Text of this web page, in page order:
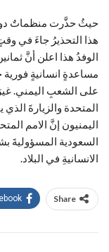
حيثُ حذَّرت منظماتٌ
هذا التحذيرُ جاءَ في
الوفدُ هذا اعلن أنَّ
مساعدةٍ انسانيةٍ
على الشعبِ اليمني. غيرَ
المتحدة والزيارةَ
اليمنيون إنَّ الامم
السعودية المسؤوليةَ
الانسانيةِ في البلاد.
Share